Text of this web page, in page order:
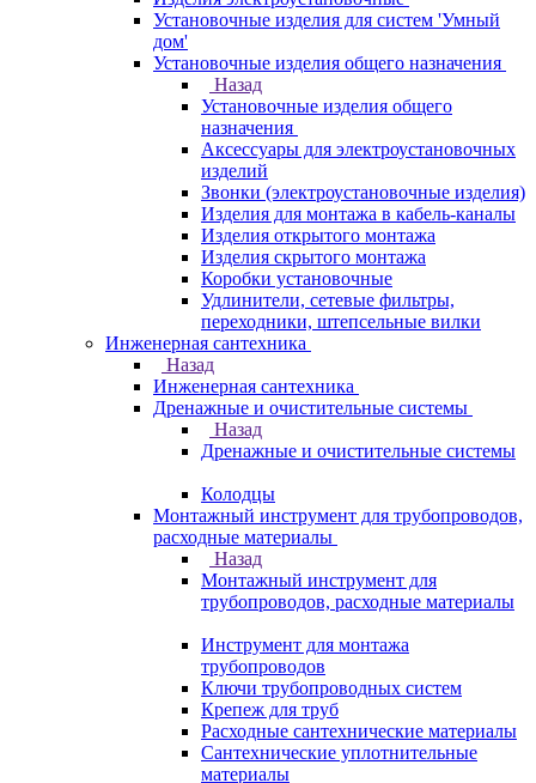
Установочные изделия для систем 'Умный
дом'
Установочные изделия общего назначения
Назад
Установочные изделия общего
назначения
Аксессуары для электроустановочных
изделий
Звонки (электроустановочные изделия)
Изделия для монтажа в кабель-каналы
Изделия открытого монтажа
Изделия скрытого монтажа
Коробки установочные
Удлинители, сетевые фильтры,
переходники, штепсельные вилки
Инженерная сантехника
Назад
Инженерная сантехника
Дренажные и очистительные системы
Назад
Дренажные и очистительные системы
Колодцы
Монтажный инструмент для трубопроводов,
расходные материалы
Назад
Монтажный инструмент для
трубопроводов, расходные материалы
Инструмент для монтажа
трубопроводов
Ключи трубопроводных систем
Крепеж для труб
Расходные сантехнические материалы
Сантехнические уплотнительные
материалы